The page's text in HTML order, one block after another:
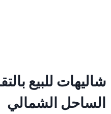
شاليهات للبيع
الساحل الشمالي